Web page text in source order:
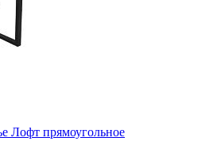
Лофт прямоугольное